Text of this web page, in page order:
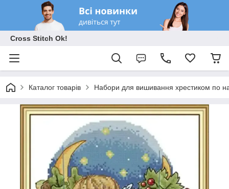
Cross Stitch Ok!
Каталог товарів Набори для вишивання хрестиком по